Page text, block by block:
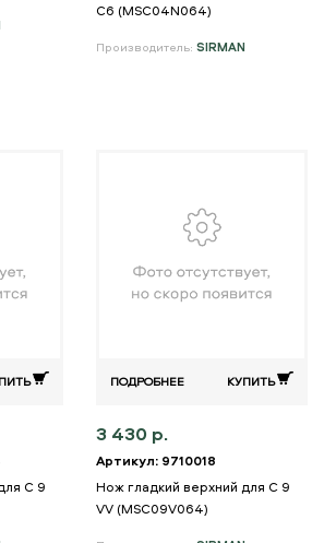
С6 (MSC04N064)
Производитель: SIRMAN
C 9
ПОДРОБНЕЕ КУПИТЬ
3 430 р.
Артикул: 9710018
Нож гладкий верхний для C 9
VV (MSC09V064)